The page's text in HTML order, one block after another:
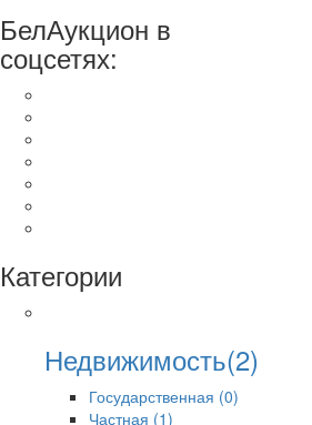
БелАукцион в
соцсетях:
Категории
Недвижимость(2)
Государственная (0)
Частная (1)